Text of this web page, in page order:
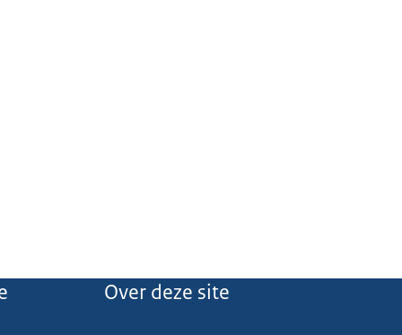
Over deze site